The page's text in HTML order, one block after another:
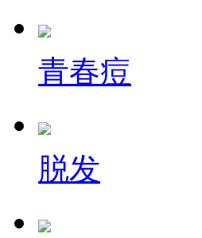
青春痘
脱发